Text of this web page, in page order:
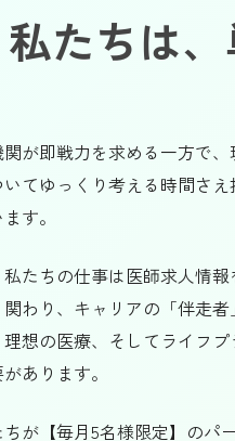
私たちは
が即戦力を求める一方で
てゆっくり考える時間さ
す。
たちの仕事は医師求人情
わり、キャリアの「伴走
理想の医療、そしてライフ
あります。
が【毎月5名様限定】のパ